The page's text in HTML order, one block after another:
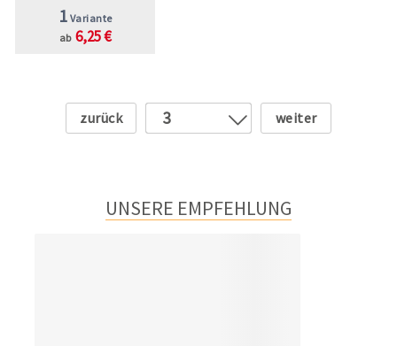
1 Variante
ab 6,25 €
Zurück
3
5
Weiter
UNSERE EMPFEHLUNG